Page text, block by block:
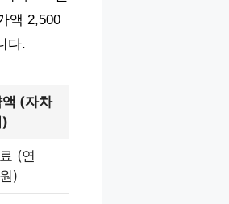
액 2,500
다.
(자차
)
(연
)